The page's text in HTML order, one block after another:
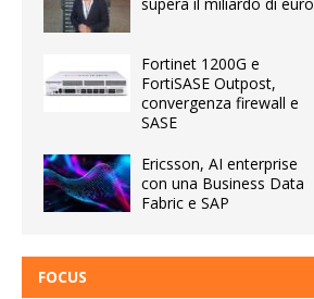
Fortinet 1200G e
FortiSASE Outpost,
convergenza firewall e
SASE
Ericsson, AI enterprise
con una Business Data
Fabric e SAP
FOCUS